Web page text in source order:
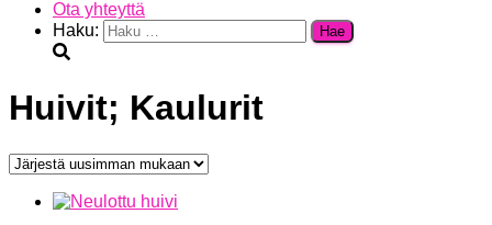
Ota yhteyttä
Haku:
Huivit; Kaulurit